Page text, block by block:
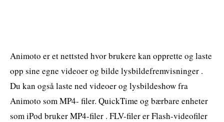
Animoto er et nettsted hvor brukere kan opprette og laste
opp sine egne videoer og bilde lysbildefremvisninger .
Du kan også laste ned videoer og lysbildeshow fra
Animoto som MP4- filer. QuickTime og bærbare enheter
som iPod bruker MP4-filer . FLV-filer er Flash-videofiler